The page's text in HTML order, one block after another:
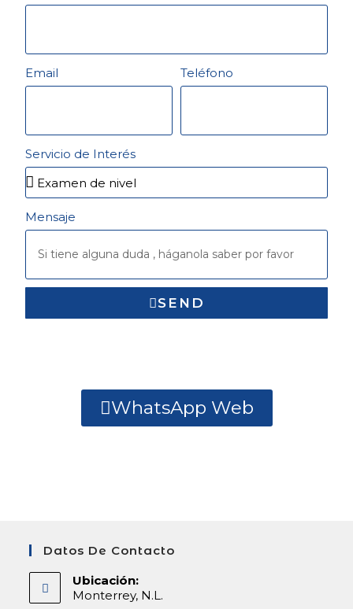
Email Teléfono
Servicio de Interés
Mensaje
SEND
WhatsApp Web
Datos De Contacto
Ubicación:
Monterrey, N.L.